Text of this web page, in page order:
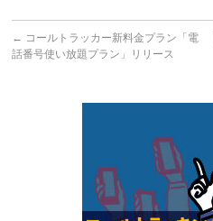
← コールトラッカー新料金プラン「電
話番号使い放題プラン」リリース